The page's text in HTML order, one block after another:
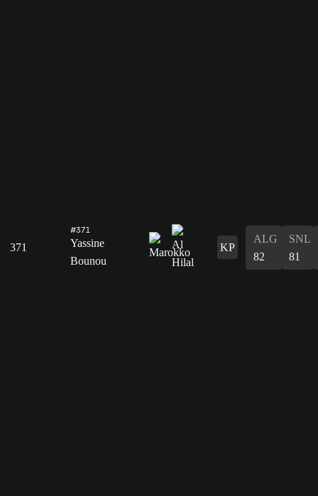
371
#371
Yassine
Bounou
KP
ALG
82
SNL
81